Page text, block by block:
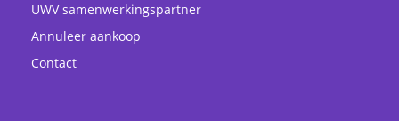
UWV samenwerkingspartner
Annuleer aankoop
Contact